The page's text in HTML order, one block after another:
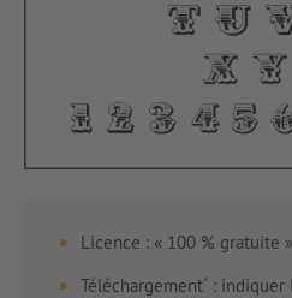
Licence : « 100 % gratuite »
Téléchargement´ : indiquer